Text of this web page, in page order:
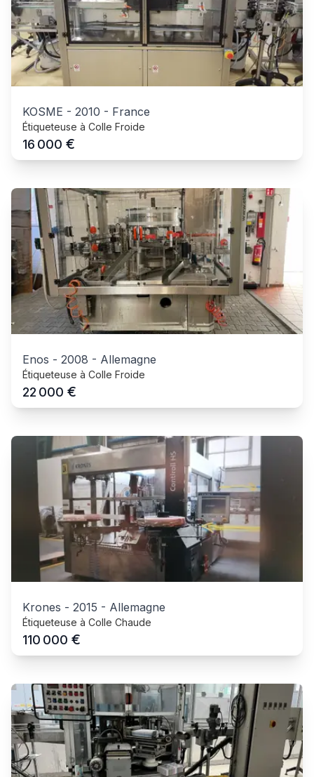
KOSME - 2010 - France
Étiqueteuse à Colle Froide
16 000 €
Enos - 2008 - Allemagne
Étiqueteuse à Colle Froide
22 000 €
Krones - 2015 - Allemagne
Étiqueteuse à Colle Chaude
110 000 €